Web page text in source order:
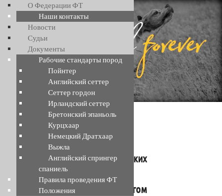
Перейти
основному
содержимому
Перейти
дополнительному
содержимомуФедерация Филд Трайла
АРХИВ ЗА МЕСЯЦ:МАРТ 2019
А. Власенко: Кое-что о немецких
овчарках их дрессировке, о
предвидении Лоренца и многом
О Федерации ФТ
Наши контакты
Новости
Судьи
Документы
Рабочие стандарты пород
Пойнтер
Английский сеттер
Сеттер гордон
Ирландский сеттер
Бретонский эпаньоль
Курцхаар
Немецкий Дратхаар
Выжла
Английский спрингер
спаниель
Правила проведения ФТ
Положения